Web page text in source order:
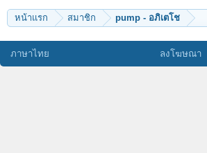
หน้าแรก สมาชิก pump - อภิเตโช
ภาษาไทย ลงโฆษณา